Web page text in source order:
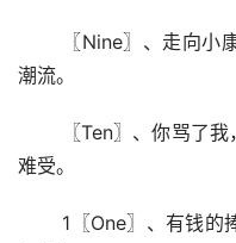
潮流。
难受。